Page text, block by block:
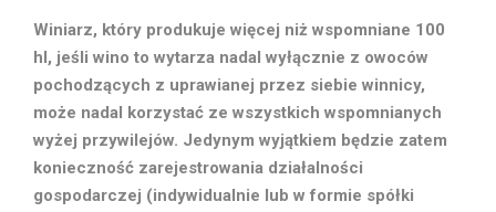
Winiarz, który produkuje więcej niż wspomniane 100
hl, jeśli wino to wytarza nadal wyłącznie z owoców
pochodzących z uprawianej przez siebie winnicy,
może nadal korzystać ze wszystkich wspomnianych
wyżej przywilejów. Jedynym wyjątkiem będzie zatem
konieczność zarejestrowania działalności
gospodarczej (indywidualnie lub w formie spółki